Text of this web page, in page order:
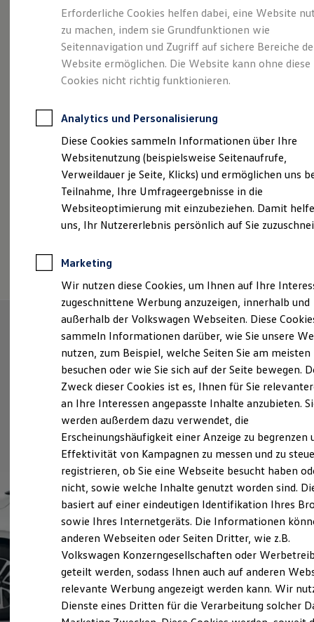
Leasing
Leasing-Angebote
Gebrauchtwagen Leasing
Junge Gebrauchtwagen-Leasing
Elektroauto Leasing
Kleinwagen-Leasing
Leasing ohne Anzahlung
Autokredit mit Schlussrate
Versicherungen und Garantien
Kfz-Versicherung
Restschuldversicherungen
Garantien
Wartungsverträge
Geschäftskunden
Professional Class bei Volkswagen
Großkunden
Behörden
Anpfiff zum Gewinn
Elektroautos
ID. Tutorials
Elektrofahrzeugkonzepte
Reichweite
Reichweite der ID. Modelle
Reichweite im Winter
Laden
Laden unterwegs
Laden Zuhause
Ladezeitensimulator
Batterie
Sicherheit
Garantie und Lebensdauer
Nachhaltigkeit
Technologie
Kosten und Kauf
Verbrauchskosten
Kaufoptionen
E-Auto-Förderung
Software und Konnektivität
Die ID. Software 6
ID. Software Versionen und Updates
Digitale Extras
Schnittstellen zu Ihrem ID.
Vielseitig, komfortabel,
leistungsstark. Der
Touran.
Erforderliche Cookies helfen dabei, eine Website
zu machen, indem sie Grundfunktionen wie
Seitennavigation und Zugriff auf sichere Bereiche
Website ermöglichen. Die Website kann ohne diese
Cookies nicht richtig funktionieren.
Analytics und Personalisierung
Diese Cookies sammeln Informationen über Ihre
Websitenutzung (beispielsweise Seitenaufrufe,
Verweildauer je Seite, Klicks) und ermöglichen uns
Teilnahme, Ihre Umfrageergebnisse in die
Websiteoptimierung mit einzubeziehen. Damit
uns, Ihr Nutzererlebnis persönlich auf Sie
Marketing
Wir nutzen diese Cookies, um Ihnen auf Ihre
zugeschnittene Werbung anzuzeigen, innerhalb und
außerhalb der Volkswagen Webseiten. Diese
sammeln Informationen darüber, wie Sie unsere
nutzen, zum Beispiel, welche Seiten Sie am meisten
besuchen oder wie Sie sich auf der Seite bewegen.
Zweck dieser Cookies ist es, Ihnen für Sie
an Ihre Interessen angepasste Inhalte anzubieten.
werden außerdem dazu verwendet, die
Erscheinungshäufigkeit einer Anzeige zu begrenzen
Effektivität von Kampagnen zu messen und zu
registrieren, ob Sie eine Webseite besucht haben
nicht, sowie welche Inhalte genutzt worden sind.
basiert auf einer eindeutigen Identifikation Ihres
sowie Ihres Internetgeräts. Die Informationen
anderen Webseiten oder Seiten Dritter, wie z.B.
Volkswagen Konzerngesellschaften oder
geteilt werden, sodass Ihnen auch auf anderen
relevante Werbung angezeigt werden kann. Wir
Dienste eines Dritten für die Verarbeitung solcher